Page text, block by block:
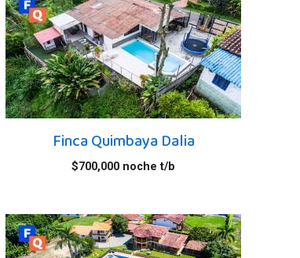
Finca Quimbaya Dalia
$700,000 noche t/b